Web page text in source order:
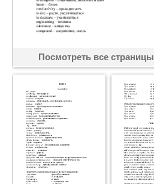
Посмотреть все страницы